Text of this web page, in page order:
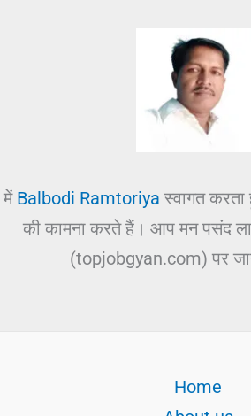
में Balbodi Ramtoriya स्वागत
की कामना करते हैं। आप मन पसंद
(topjobgyan.com) पर
Home